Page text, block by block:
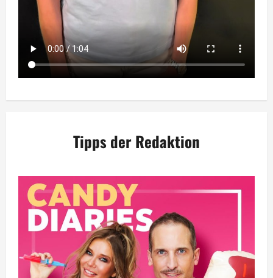
Tipps der Redaktion